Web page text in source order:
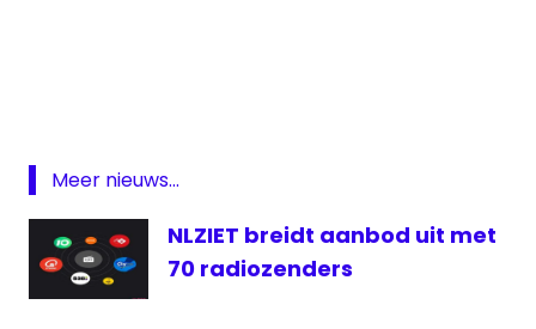
Oranje
live
media
medianieuws
Meer nieuws...
NLZIET breidt aanbod uit met
70 radiozenders